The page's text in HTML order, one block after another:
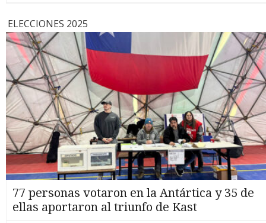
ELECCIONES 2025
77 personas votaron en la Antártica y 35 de
ellas aportaron al triunfo de Kast